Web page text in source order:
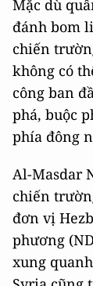
Mặc dù
đánh bom
chiến
không có
công ban
phá, buộc
phía đông
Al-Masdar
chiến
đơn vị
phương
xung